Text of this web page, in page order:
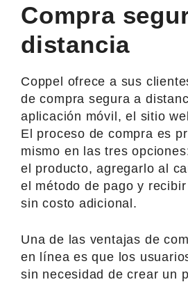
Compra
distancia
Coppel ofrece a sus
de compra segura a
aplicación móvil, el sitio
El proceso de compra es
mismo en las tres
el producto, agregarlo al
el método de pago y
sin costo adicional.
Una de las ventajas de
en línea es que los
sin necesidad de crear un